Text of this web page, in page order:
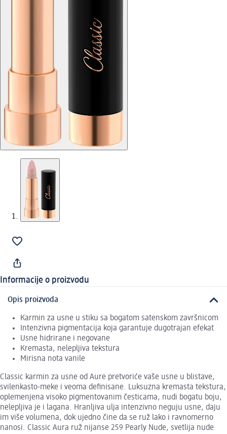
Informacije o proizvodu
Opis proizvoda
Karmin za usne u stiku sa bogatom satenskom završnicom
Intenzivna pigmentacija koja garantuje dugotrajan efekat
Usne hidrirane i negovane
Kremasta, nelepljiva tekstura
Mirisna nota vanile
Classic karmin za usne od Aure pretvoriće vaše usne u blistave,
svilenkasto-meke i veoma definisane. Luksuzna kremasta tekstura,
oplemenjena visoko pigmentovanim česticama, nudi bogatu boju,
nelepljiva je i lagana. Hranljiva ulja intenzivno neguju usne, daju
im više volumena, dok ujedno čine da se ruž lako i ravnomerno
nanosi. Classic Aura ruž nijanse 259 Pearly Nude, svetlija nude